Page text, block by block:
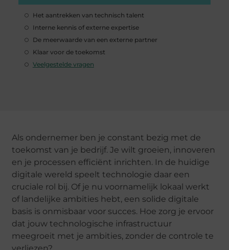
Het aantrekken van technisch talent
Interne kennis of externe expertise
De meerwaarde van een externe partner
Klaar voor de toekomst
Veelgestelde vragen
Als ondernemer ben je constant bezig met de
toekomst van je bedrijf. Je wilt groeien, innoveren
en je processen efficiënt inrichten. In de huidige
digitale wereld speelt technologie daar een
cruciale rol bij. Of je nu voornamelijk lokaal werkt
of landelijke ambities hebt, een solide digitale
basis is onmisbaar voor succes. Hoe zorg je ervoor
dat jouw technologische infrastructuur
meegroeit met je ambities, zonder de controle te